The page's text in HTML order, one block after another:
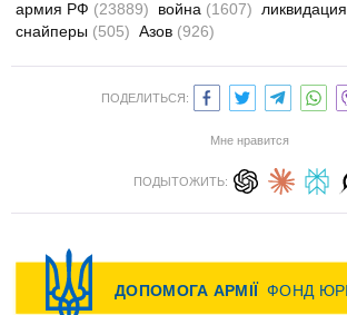
армия РФ (23889) война (1607) ликвидация
снайперы (505) Азов (926)
ПОДЕЛИТЬСЯ:
Мне нравится
ПОДЫТОЖИТЬ: